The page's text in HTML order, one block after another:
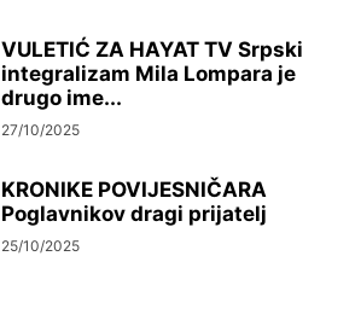
VULETIĆ ZA HAYAT TV Srpski
integralizam Mila Lompara je
drugo ime...
27/10/2025
KRONIKE POVIJESNIČARA
Poglavnikov dragi prijatelj
25/10/2025